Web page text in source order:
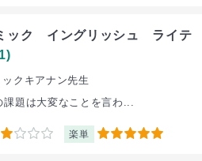
ック イングリッシュ ライテ
クキアナン先生
課題は大変なことを言わ...
楽単 5